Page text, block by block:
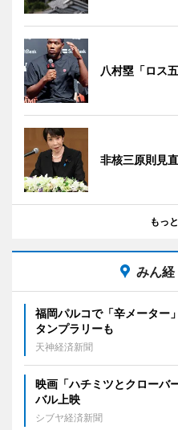
八村塁「ロス
非核三原則見
もっ
みん経
福岡パルコで「辛メータ
タンプラリーも
天神経済新聞
映画「ハチミツとクローバ
バル上映
シブヤ経済新聞